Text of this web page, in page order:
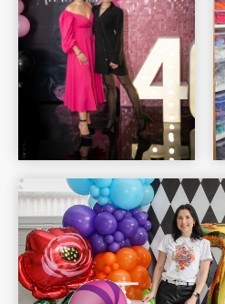
Шар Удачи на карте